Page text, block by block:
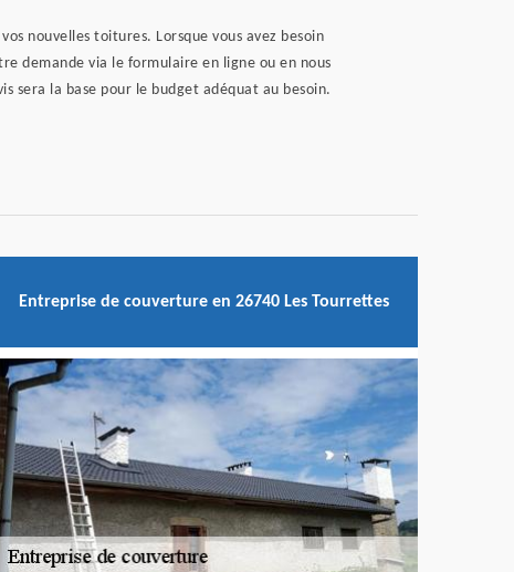
nouvelles toitures. Lorsque vous avez besoin
demande via le formulaire en ligne ou en nous
sera la base pour le budget adéquat au besoin.
Entreprise de couverture en 26740 Les Tourrettes